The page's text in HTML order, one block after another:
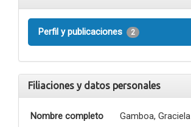
Perfil y publicaciones 2
Filiaciones y datos personales
Nombre completo
Gamboa, Graciela